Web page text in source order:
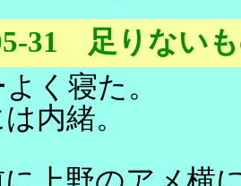
31 足りない
く寝た。
内緒。